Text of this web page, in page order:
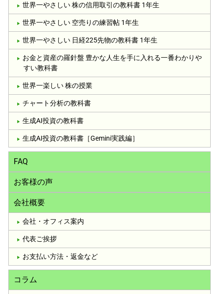
世界一やさしい 株の信用取引の教科書 1年生
世界一やさしい 空売りの練習帖 1年生
世界一やさしい 日経225先物の教科書 1年生
お金と資産の羅針盤 豊かな人生を手に入れる一番わかりや
すい教科書
世界一楽しい 株の授業
チャート分析の教科書
生成AI投資の教科書
生成AI投資の教科書［Gemini実践編］
FAQ
お客様の声
会社概要
会社・オフィス案内
代表ご挨拶
お支払い方法・返金など
コラム